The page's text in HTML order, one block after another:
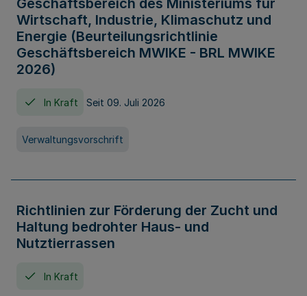
Geschäftsbereich des Ministeriums für
Wirtschaft, Industrie, Klimaschutz und
Energie (Beurteilungsrichtlinie
Geschäftsbereich MWIKE - BRL MWIKE
2026)
In Kraft Seit 09. Juli 2026
Verwaltungsvorschrift
Richtlinien zur Förderung der Zucht und
Haltung bedrohter Haus- und
Nutztierrassen
In Kraft